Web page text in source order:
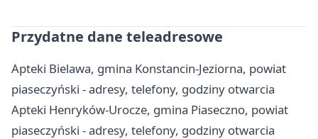
Przydatne dane teleadresowe
Apteki Bielawa, gmina Konstancin-Jeziorna, powiat
piaseczyński - adresy, telefony, godziny otwarcia
Apteki Henryków-Urocze, gmina Piaseczno, powiat
piaseczyński - adresy, telefony, godziny otwarcia